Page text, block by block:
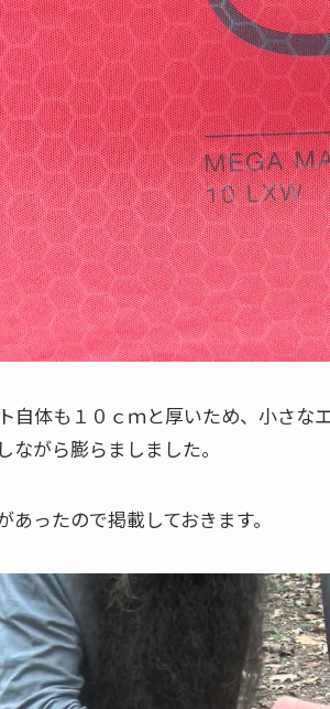
自体も１０ｃｍと厚いため、小さな
ながら膨らましました。
ったので掲載しておきます。